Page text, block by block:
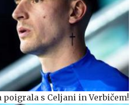
poigrala s Celjani in Verbičem!